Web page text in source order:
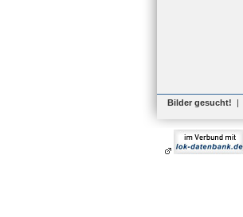
Bilder gesucht! |